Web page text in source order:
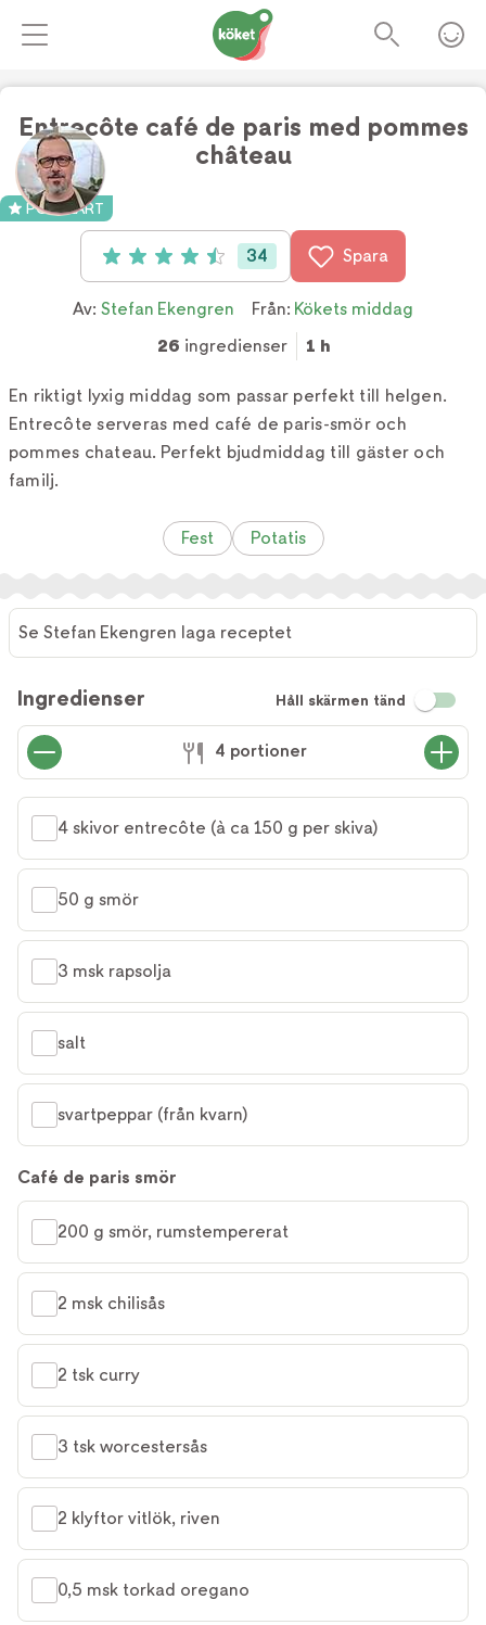
Entrecôte café de paris med pommes
château
POPULÄRT
Betyg: 4.5 av 5 (34 röster)
34 Spara
Av: Stefan Ekengren Från: Kökets middag
26 ingredienser 1 h
En riktigt lyxig middag som passar perfekt till helgen.
Entrecôte serveras med café de paris-smör och
pommes chateau. Perfekt bjudmiddag till gäster och
familj.
Fest Potatis
Stefan
Ekengren
laga
receptet
Se Stefan Ekengren laga receptet
Ingredienser Håll skärmen tänd
4 portioner
4 skivor entrecôte (à ca 150 g per skiva)
50 g smör
3 msk rapsolja
salt
svartpeppar (från kvarn)
Café de paris smör
200 g smör, rumstempererat
2 msk chilisås
2 tsk curry
3 tsk worcestersås
2 klyftor vitlök, riven
0,5 msk torkad oregano